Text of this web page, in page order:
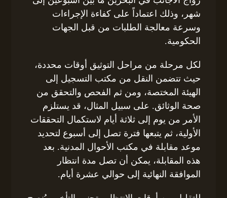
شهر، وذلك اعتماداً على كفاءة الإجراءات
وسرعة معالجة الطلبات من قبل الجهات
الحكومية.
لكل مرحلة من مراحل التوثيق أوقات محددة،
حيث تتضمن النقل من مكتب التسجيل إلى
الهيئة المختصة، ومن ثم الفحص والتحقق من
صحة الوثائق. على سبيل المثال، قد يستلزم
الأمر من يوم إلى ثلاثة أيام لاستكمال التحققات
الأولية، ثم يتبعها فترة تصل إلى أسبوع لتحديد
موعد مقابلة في مكتب الأحوال المدنية. بعد
هذه المقابلة، يمكن أن تصل مدة انتظار
الموافقة النهائية إلى حوالي عشرة أيام.